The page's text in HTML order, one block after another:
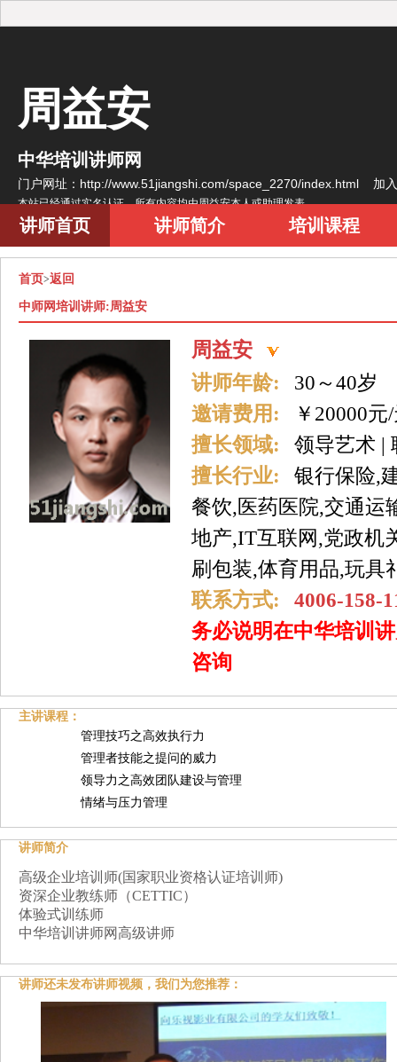
周益安
中华培训讲师网
门户网址：http://www.51jiangshi.com/space_2270/index.html 加
本站已经通过实名认证，所有内容均由周益安本人或助理发表
讲师首页 讲师简介 培训课程
首页>返回
中师网培训讲师:周益安
周益安
讲师年龄:
30～40岁
邀请费用:
￥20000
擅长领域:
领导艺术 |
擅长行业:
银行保险,
餐饮,医药医院,交通运
地产,IT互联网,党政机
刷包装,体育用品,玩具
联系方式:
4006-158-
务必说明在中华培训
咨询
主讲课程：
管理技巧之高效执行力
管理者技能之提问的威力
领导力之高效团队建设与管理
情绪与压力管理
讲师简介
高级企业培训师(国家职业资格认证培训师)
资深企业教练师（CETTIC）
体验式训练师
中华培训讲师网高级讲师
讲师还未发布讲师视频，我们为您推荐：